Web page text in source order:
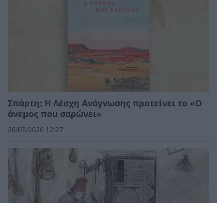
Σπάρτη: Η Λέσχη Ανάγνωσης προτείνει το «Ο
άνεμος που σαρώνει»
26/03/2026 12:27